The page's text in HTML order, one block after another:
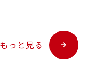
もっと見る